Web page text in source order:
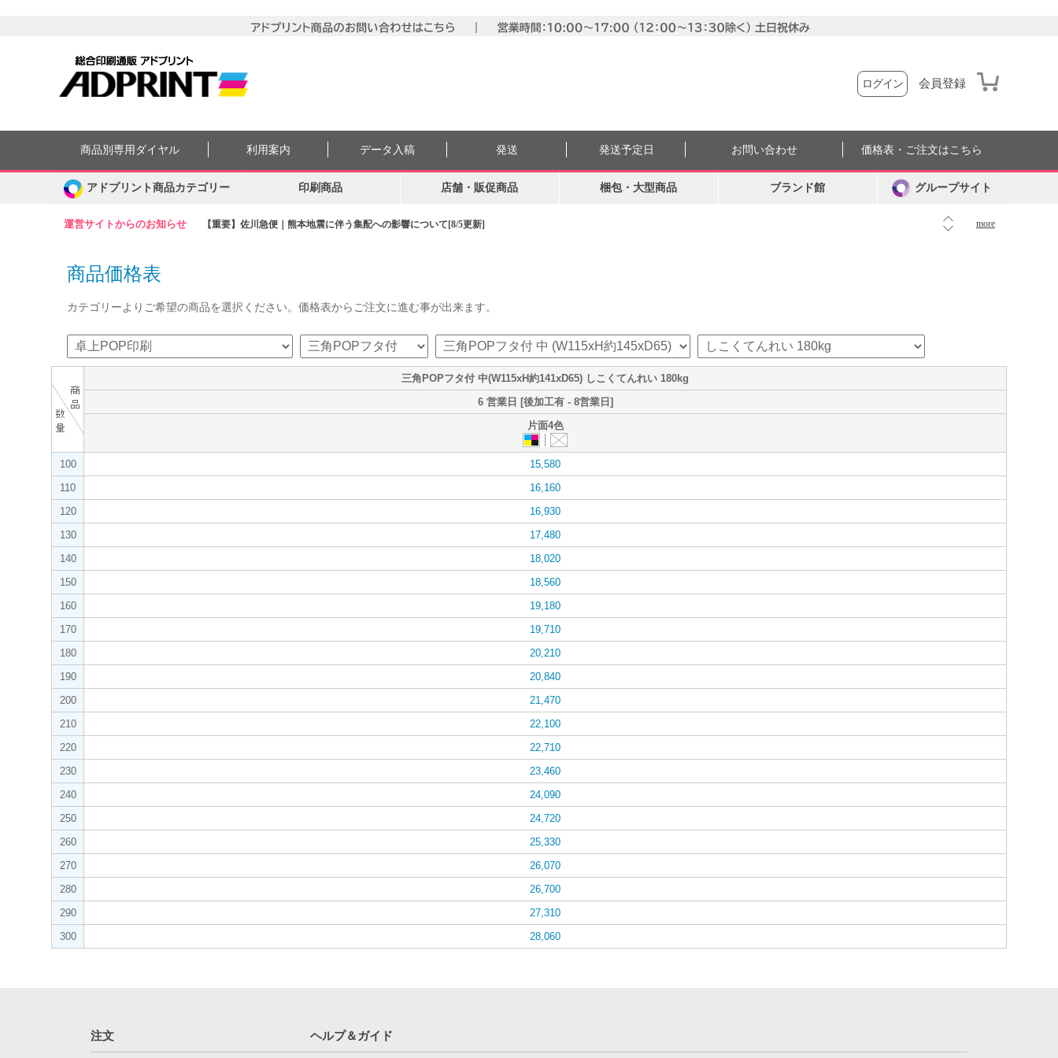
ログイン 会員登録
運営サイトからのお知らせ 【重要】佐川急便｜熊本地震に伴う集配への影響について[8/5更新] more
商品別専用ダイヤル 利用案内 データ入稿 発送 発送予定日 お問い合わせ 価格表・ご注文はこちら
アドプリント商品カテゴリー 印刷商品 店舗・販促商品 梱包・大型商品 ブランド館 グループサイト
商品価格表
カテゴリーよりご希望の商品を選択ください。価格表からご注文に進む事が出来ます。
三角POPフタ付 中(W115xH約141xD65) しこくてんれい 180kg
6 営業日 [後加工有 - 8営業日]
片面4色
100
15,580
110
16,160
120
16,930
130
17,480
140
18,020
150
18,560
160
19,180
170
19,710
180
20,210
190
20,840
200
21,470
210
22,100
220
22,710
230
23,460
240
24,090
250
24,720
260
25,330
270
26,070
280
26,700
290
27,310
300
28,060
注文 ヘルプ＆ガイド